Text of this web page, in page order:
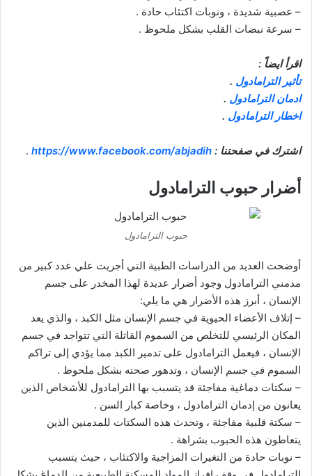
– عصبية شديدة ، ونوبات اكتئاب حادة .
– سرعة نبضات القلب بشكل ملحوظ .
اقرأ ايضاً :
تأثير الترامادول .
ادمان الترامادول .
اخطار الترامادول .
اشترك في صفحتنا : https://www.facebook.com/abjadih
.
أضرار حبوب الترامادول
حبوب الترامادول
أوضحت العديد من الدراسات الطبية التي أجريت علي عدد كبير من
مدمني الترامادول وجود أضرار عديدة لهذا المخدر على جسم
الإنسان ، أبرز هذه الأضرار هي ما يلي:
– إتلاف الأعضاء الحيوية في جسم الإنسان مثل الكبد ، والذي يعد
المكان الرئيسي للتخلص من السموم القاتلة التي تتواجد في جسم
الإنسان ، فيعمل الترامادول على تدمير الكبد مما يؤدي إلى تراكم
السموم في جسم الإنسان ، وتدهور صحته بشكل ملحوظ .
– سكتات دماغية مفاجئة قد يتسبب بها الترامادول للأشخاص الذين
يعانون من إدمان الترامادول ، وخاصة كبار السن .
– سكتة قلبية مفاجئة ، وتحدث هذه السكتات للمدمنين الذين
يتعاطون هذه الحبوب بشراهة .
– نوبات حادة من التغيرات المزاجية والاكتئاب ، حيث يتسبب